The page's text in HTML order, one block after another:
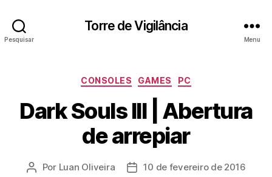
Pesquisar
Torre de Vigilância
Menu
Categorias
CONSOLES GAMES PC
Dark Souls III | Abertura
de arrepiar
Autor
Por Luan Oliveira
Data10 de fevereiro de 2016